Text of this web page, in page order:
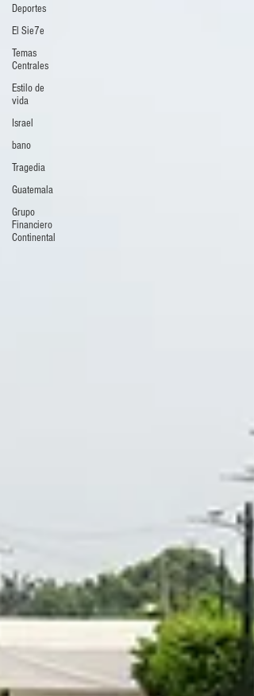
Deportes
El Sie7e
Temas
Centrales
Estilo de
vida
Israel
bano
Tragedia
Guatemala
Grupo
Financiero
Continental